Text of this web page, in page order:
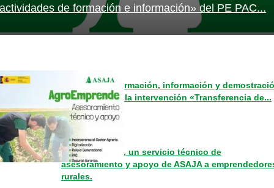
actividades de formación e información» del PE PAC...
Acciones de formación, información y
en el marco de la intervención «Transferencia de...
AgroEmprende, un servicio técnico de
asesoramiento y apoyo de ASAJA a
rurales.